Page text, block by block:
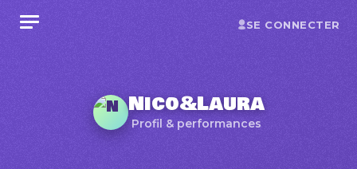
SE CONNECTER
Nico&Laura
Profil & performances